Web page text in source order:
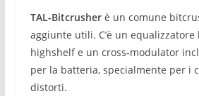
TAL-Bitcrusherè un comune
aggiunte utili. C’è un
highshelf e un cross-modulator
per la batteria, specialmente per i
distorti.